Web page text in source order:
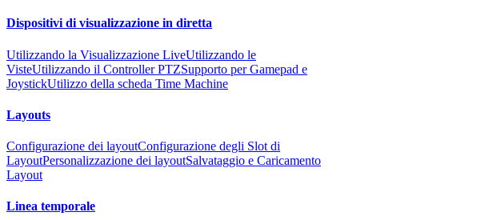
Dispositivi di visualizzazione in diretta
Utilizzando la Visualizzazione LiveUtilizzando le
VisteUtilizzando il Controller PTZSupporto per Gamepad e
JoystickUtilizzo della scheda Time Machine
Layouts
Configurazione dei layoutConfigurazione degli Slot di
LayoutPersonalizzazione dei layoutSalvataggio e Caricamento
Layout
Linea temporale